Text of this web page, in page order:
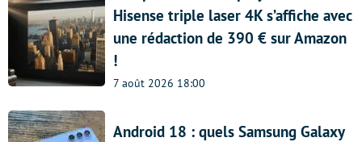
Hisense triple laser 4K s’affiche avec
une rédaction de 390 € sur Amazon
!
7 août 2026 18:00
Android 18 : quels Samsung Galaxy